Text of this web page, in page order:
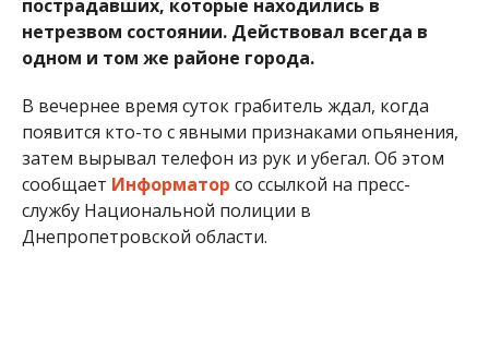
В вечернее время суток грабитель ждал, когда
появится кто-то с явными признаками опьянения,
сообщаетИнформатор со ссылкой на пресс-
службу Национальной полиции в
Днепропетровской области.